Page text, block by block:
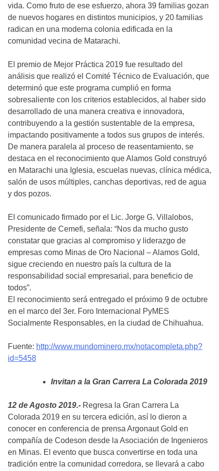
vida. Como fruto de ese esfuerzo, ahora 39 familias gozan
de nuevos hogares en distintos municipios, y 20 familias
radican en una moderna colonia edificada en la
comunidad vecina de Matarachi.
El premio de Mejor Práctica 2019 fue resultado del
análisis que realizó el Comité Técnico de Evaluación, que
determinó que este programa cumplió en forma
sobresaliente con los criterios establecidos, al haber sido
desarrollado de una manera creativa e innovadora,
contribuyendo a la gestión sustentable de la empresa,
impactando positivamente a todos sus grupos de interés.
De manera paralela al proceso de reasentamiento, se
destaca en el reconocimiento que Alamos Gold construyó
en Matarachi una Iglesia, escuelas nuevas, clínica médica,
salón de usos múltiples, canchas deportivas, red de agua
y dos pozos.
El comunicado firmado por el Lic. Jorge G. Villalobos,
Presidente de Cemefi, señala: “Nos da mucho gusto
constatar que gracias al compromiso y liderazgo de
empresas como Minas de Oro Nacional – Alamos Gold,
sigue creciendo en nuestro país la cultura de la
responsabilidad social empresarial, para beneficio de
todos”.
El reconocimiento será entregado el próximo 9 de octubre
en el marco del 3er. Foro Internacional PyMES
Socialmente Responsables, en la ciudad de Chihuahua.
Fuente: http://www.mundominero.mx/notacompleta.php?
id=5458
Invitan a la Gran Carrera La Colorada 2019
12 de Agosto 2019.- Regresa la Gran Carrera La
Colorada 2019 en su tercera edición, así lo dieron a
conocer en conferencia de prensa Argonaut Gold en
compañía de Codeson desde la Asociación de Ingenieros
en Minas. El evento que busca convertirse en toda una
tradición entre la comunidad corredora, se llevará a cabo